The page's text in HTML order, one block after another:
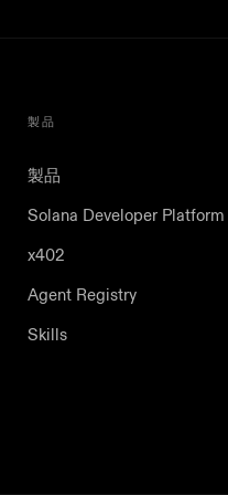
製品
製品
Solana Developer Platform
x402
Agent Registry
Skills